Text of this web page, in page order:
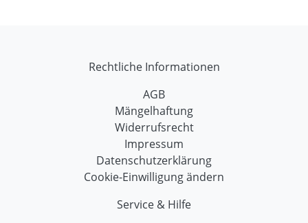
Rechtliche Informationen
AGB
Mängelhaftung
Widerrufsrecht
Impressum
Datenschutzerklärung
Cookie-Einwilligung ändern
Service & Hilfe